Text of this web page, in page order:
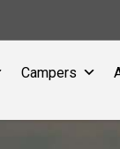
Campers